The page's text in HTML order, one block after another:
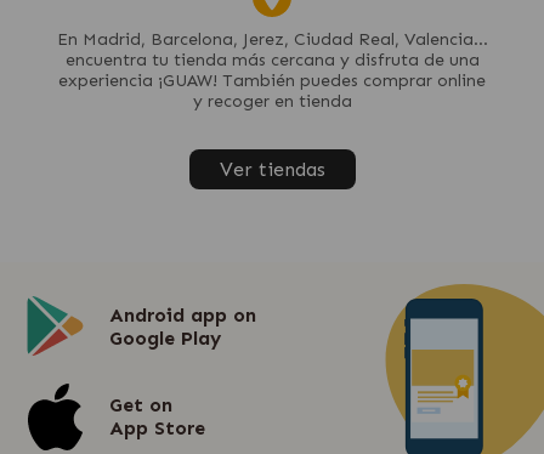
En Madrid, Barcelona, Jerez, Ciudad Real, Valencia...
encuentra tu tienda más cercana y disfruta de una
experiencia ¡GUAW! También puedes comprar online
y recoger en tienda
Ver tiendas
Android app on
Google Play
Get on
App Store